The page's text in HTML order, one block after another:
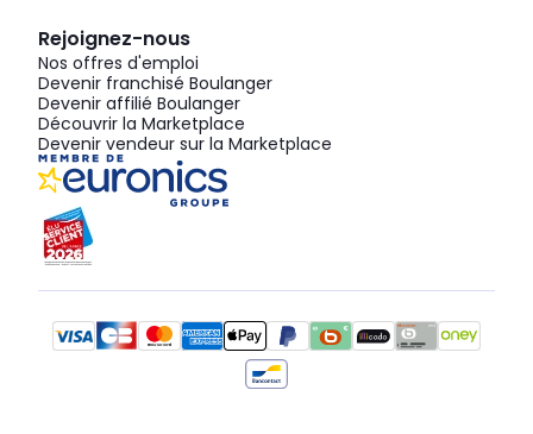
Rejoignez-nous
Nos offres d'emploi
Devenir franchisé Boulanger
Devenir affilié Boulanger
Découvrir la Marketplace
Devenir vendeur sur la Marketplace